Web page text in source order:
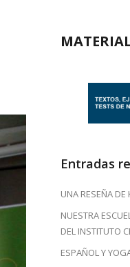
Entradas
UNA RESEÑA DE
NUESTRA
DEL INSTITUTO
ESPAÑOL Y